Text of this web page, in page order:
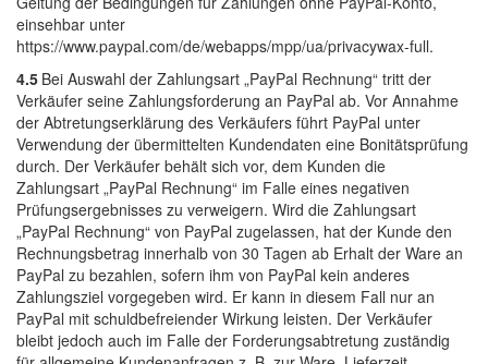
einsehbar unter
https://www.paypal.com/de/webapps/mpp/ua/privacywax-full.
4.5 Bei Auswahl der Zahlungsart „PayPal Rechnung“ tritt der
Verkäufer seine Zahlungsforderung an PayPal ab. Vor Annahme
der Abtretungserklärung des Verkäufers führt PayPal unter
Verwendung der übermittelten Kundendaten eine Bonitätsprüfung
durch. Der Verkäufer behält sich vor, dem Kunden die
Zahlungsart „PayPal Rechnung“ im Falle eines negativen
Prüfungsergebnisses zu verweigern. Wird die Zahlungsart
„PayPal Rechnung“ von PayPal zugelassen, hat der Kunde den
Rechnungsbetrag innerhalb von 30 Tagen ab Erhalt der Ware an
PayPal zu bezahlen, sofern ihm von PayPal kein anderes
Zahlungsziel vorgegeben wird. Er kann in diesem Fall nur an
PayPal mit schuldbefreiender Wirkung leisten. Der Verkäufer
bleibt jedoch auch im Falle der Forderungsabtretung zuständig